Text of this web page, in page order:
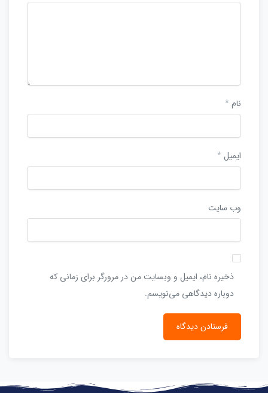
نام *
ایمیل *
وب‌ سایت
ذخیره نام، ایمیل و وبسایت من در مرورگر برای زمانی که
دوباره دیدگاهی می‌نویسم.